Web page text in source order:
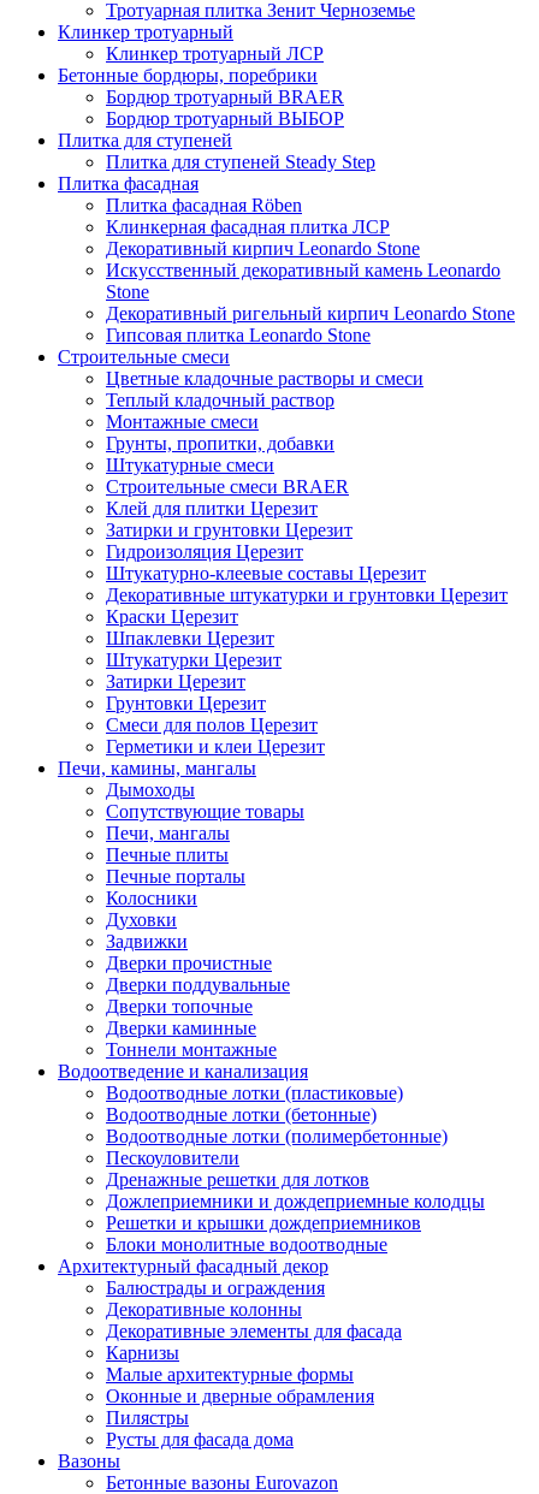
Тротуарная плитка Зенит Черноземье
Клинкер тротуарный
Клинкер тротуарный ЛСР
Бетонные бордюры, поребрики
Бордюр тротуарный BRAER
Бордюр тротуарный ВЫБОР
Плитка для ступеней
Плитка для ступеней Steady Step
Плитка фасадная
Плитка фасадная Röben
Клинкерная фасадная плитка ЛСР
Декоративный кирпич Leonardo Stone
Искусственный декоративный камень Leonardo
Stone
Декоративный ригельный кирпич Leonardo Stone
Гипсовая плитка Leonardo Stone
Строительные смеси
Цветные кладочные растворы и смеси
Теплый кладочный раствор
Монтажные смеси
Грунты, пропитки, добавки
Штукатурные смеси
Строительные смеси BRAER
Клей для плитки Церезит
Затирки и грунтовки Церезит
Гидроизоляция Церезит
Штукатурно-клеевые составы Церезит
Декоративные штукатурки и грунтовки Церезит
Краски Церезит
Шпаклевки Церезит
Штукатурки Церезит
Затирки Церезит
Грунтовки Церезит
Смеси для полов Церезит
Герметики и клеи Церезит
Печи, камины, мангалы
Дымоходы
Сопутствующие товары
Печи, мангалы
Печные плиты
Печные порталы
Колосники
Духовки
Задвижки
Дверки прочистные
Дверки поддувальные
Дверки топочные
Дверки каминные
Тоннели монтажные
Водоотведение и канализация
Водоотводные лотки (пластиковые)
Водоотводные лотки (бетонные)
Водоотводные лотки (полимербетонные)
Пескоуловители
Дренажные решетки для лотков
Дожлеприемники и дождеприемные колодцы
Решетки и крышки дождеприемников
Блоки монолитные водоотводные
Архитектурный фасадный декор
Балюстрады и ограждения
Декоративные колонны
Декоративные элементы для фасада
Карнизы
Малые архитектурные формы
Оконные и дверные обрамления
Пилястры
Русты для фасада дома
Вазоны
Бетонные вазоны Eurovazon